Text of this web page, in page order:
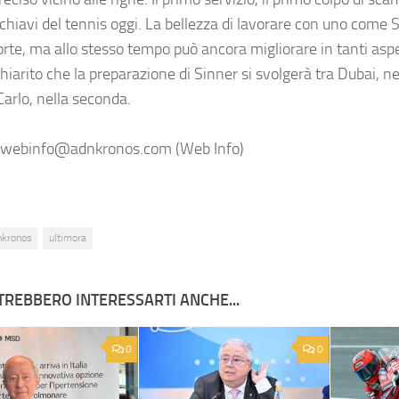
del tennis oggi. La bellezza di lavorare con uno come
ma allo stesso tempo può ancora migliorare in tanti
che la preparazione di Sinner si svolgerà tra Dubai,
nella seconda.
(Web Info)
ultimora
INTERESSARTI ANCHE...
0 0